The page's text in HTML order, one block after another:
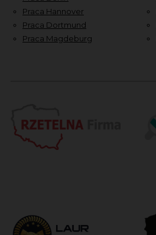
Praca Hannover
Praca Dortmund
Praca Magdeburg